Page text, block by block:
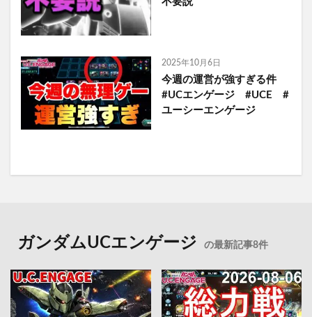
2025年10月6日
今週の運営が強すぎる件
#UCエンゲージ #UCE #
ユーシーエンゲージ
ガンダムUCエンゲージ の最新記事8件